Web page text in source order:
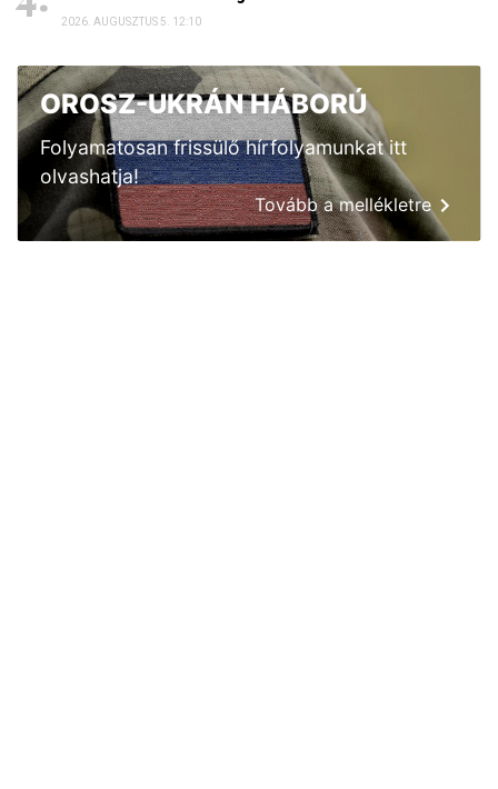
2026. AUGUSZTUS 5. 12:10
OROSZ-UKRÁN HÁBORÚ
Folyamatosan frissülő hírfolyamunkat itt
olvashatja!
Tovább a mellékletre